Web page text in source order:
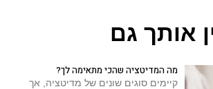
אותך גם
מה המדיטציה שהכי מתאימה לך?
קיימים סוגים שונים של מדיטציה, אך